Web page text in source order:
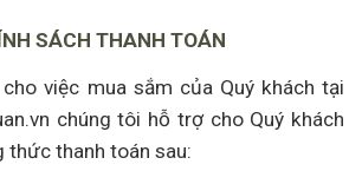
SÁCH THANH TOÁN
việc mua sắm của Quý khách tại
.vn chúng tôi hỗ trợ cho Quý khách
thức thanh toán sau: